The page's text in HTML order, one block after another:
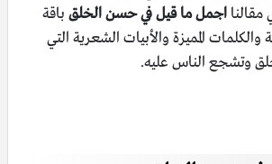
اجمل ما قيل في حسنالخلق باقة
المميزة والأبيات الشعرية التي
وتشجع الناس عليه.